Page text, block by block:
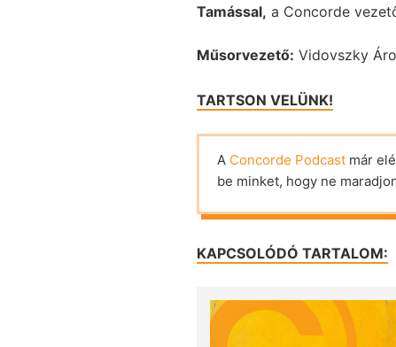
Tamással, a Concorde
Műsorvezető: Vidovszky
TARTSON VELÜNK!
A Concorde Podcast már
be minket, hogy ne
KAPCSOLÓDÓ TARTALOM: